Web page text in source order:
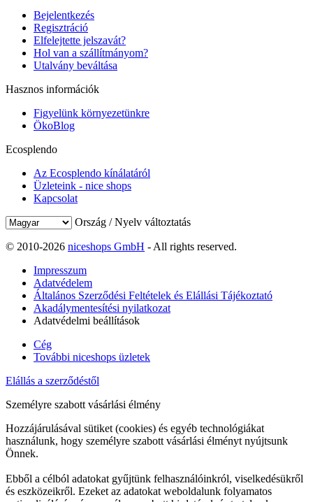
Bejelentkezés
Regisztráció
Elfelejtette jelszavát?
Hol van a szállítmányom?
Utalvány beváltása
Hasznos információk
Figyelünk környezetünkre
ÖkoBlog
Ecosplendo
Az Ecosplendo kínálatáról
Üzleteink - nice shops
Kapcsolat
Ország / Nyelv változtatás
© 2010-2026 niceshops GmbH - All rights reserved.
Impresszum
Adatvédelem
Általános Szerződési Feltételek és Elállási Tájékoztató
Akadálymentesítési nyilatkozat
Adatvédelmi beállítások
Cég
További niceshops üzletek
Elállás a szerződéstől
Személyre szabott vásárlási élmény
Hozzájárulásával sütiket (cookies) és egyéb technológiákat
használunk, hogy személyre szabott vásárlási élményt nyújtsunk
Önnek.
Ebből a célból adatokat gyűjtünk felhasználóinkról, viselkedésükről
és eszközeikről. Ezeket az adatokat weboldalunk folyamatos